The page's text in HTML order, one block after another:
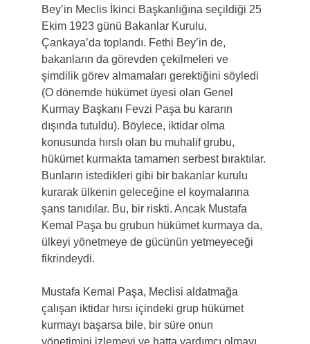
Bey’in Meclis İkinci Başkanlığına seçildiği 25
Ekim 1923 günü Bakanlar Kurulu,
Çankaya’da toplandı. Fethi Bey’in de,
bakanların da görevden çekilmeleri ve
şimdilik görev almamaları gerektiğini söyledi
(O dönemde hükümet üyesi olan Genel
Kurmay Başkanı Fevzi Paşa bu kararın
dışında tutuldu). Böylece, iktidar olma
konusunda hırslı olan bu muhalif grubu,
hükümet kurmakta tamamen serbest bıraktılar.
Bunların istedikleri gibi bir bakanlar kurulu
kurarak ülkenin geleceğine el koymalarına
şans tanıdılar. Bu, bir riskti. Ancak Mustafa
Kemal Paşa bu grubun hükümet kurmaya da,
ülkeyi yönetmeye de gücünün yetmeyeceği
fikrindeydi.
Mustafa Kemal Paşa, Meclisi aldatmağa
çalışan iktidar hırsı içindeki grup hükümet
kurmayı başarsa bile, bir süre onun
yönetimini izlemeyi ve hatta yardımcı olmayı